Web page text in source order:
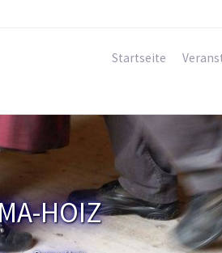
Startseite
HOIZ